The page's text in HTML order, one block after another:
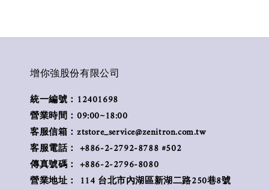
增你強股份有限公司
統一編號：12401698
營業時間：09:00~18:00
客服信箱：ztstore_service@zenitron.com.tw
客服電話： +886-2-2792-8788 #502
傳真號碼： +886-2-2796-8080
營業地址： 114 台北市內湖區新湖二路250巷8號